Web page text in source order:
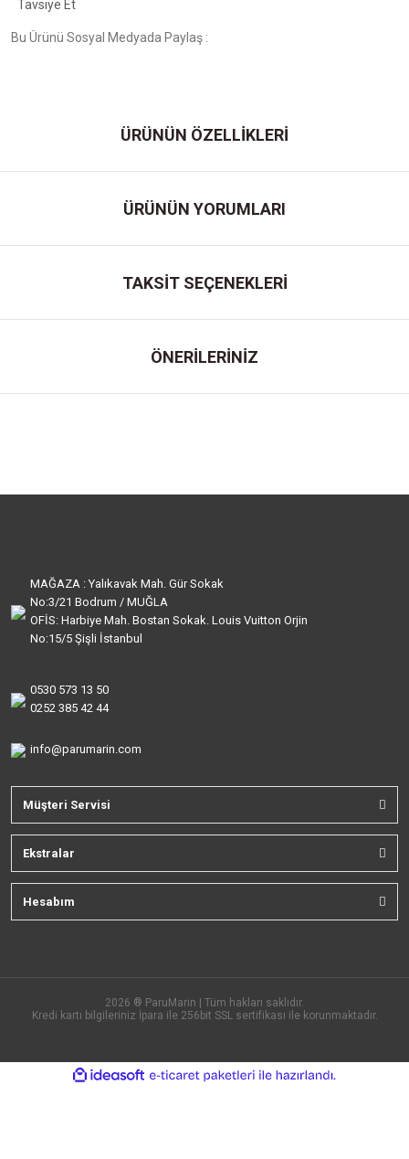
Tavsiye Et
Bu Ürünü Sosyal Medyada Paylaş :
ÜRÜNÜN ÖZELLİKLERİ
ÜRÜNÜN YORUMLARI
TAKSİT SEÇENEKLERİ
ÖNERİLERİNİZ
MAĞAZA : Yalıkavak Mah. Gür Sokak
No:3/21 Bodrum / MUĞLA
OFİS: Harbiye Mah. Bostan Sokak. Louis Vuitton Orjin
No:15/5 Şişli İstanbul
0530 573 13 50
0252 385 42 44
info@parumarin.com
Müşteri Servisi
Ekstralar
Hesabım
2026 ® ParuMarin | Tüm hakları saklıdır.
Kredi kartı bilgileriniz İpara ile 256bit SSL sertifikası ile korunmaktadır.
ideasoft
e-